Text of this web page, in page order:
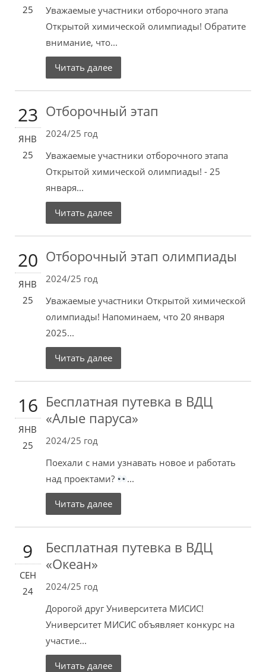
25
Уважаемые участники отборочного этапа
Открытой химической олимпиады! Обратите
внимание, что...
Читать далее
23
ЯНВ
25
Отборочный этап
2024/25 год
Уважаемые участники отборочного этапа
Открытой химической олимпиады! - 25
января...
Читать далее
20
ЯНВ
25
Отборочный этап олимпиады
2024/25 год
Уважаемые участники Открытой химической
олимпиады! Напоминаем, что 20 января
2025...
Читать далее
16
ЯНВ
25
Бесплатная путевка в ВДЦ
«Алые паруса»
2024/25 год
Поехали с нами узнавать новое и работать
над проектами?
...
Читать далее
9
СЕН
24
Бесплатная путевка в ВДЦ
«Океан»
2024/25 год
Дорогой друг Университета МИСИС!
Университет МИСИС объявляет конкурс на
участие...
Читать далее